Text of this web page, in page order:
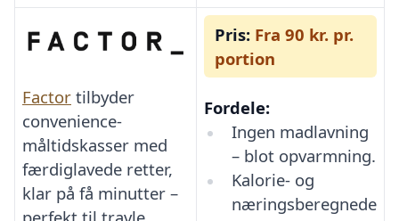
Factor tilbyder
convenience-
måltidskasser med
færdiglavede retter,
klar på få minutter –
Pris: Fra 90 kr. pr.
portion
Fordele:
Ingen madlavning
– blot opvarmning.
Kalorie- og
næringsberegnede